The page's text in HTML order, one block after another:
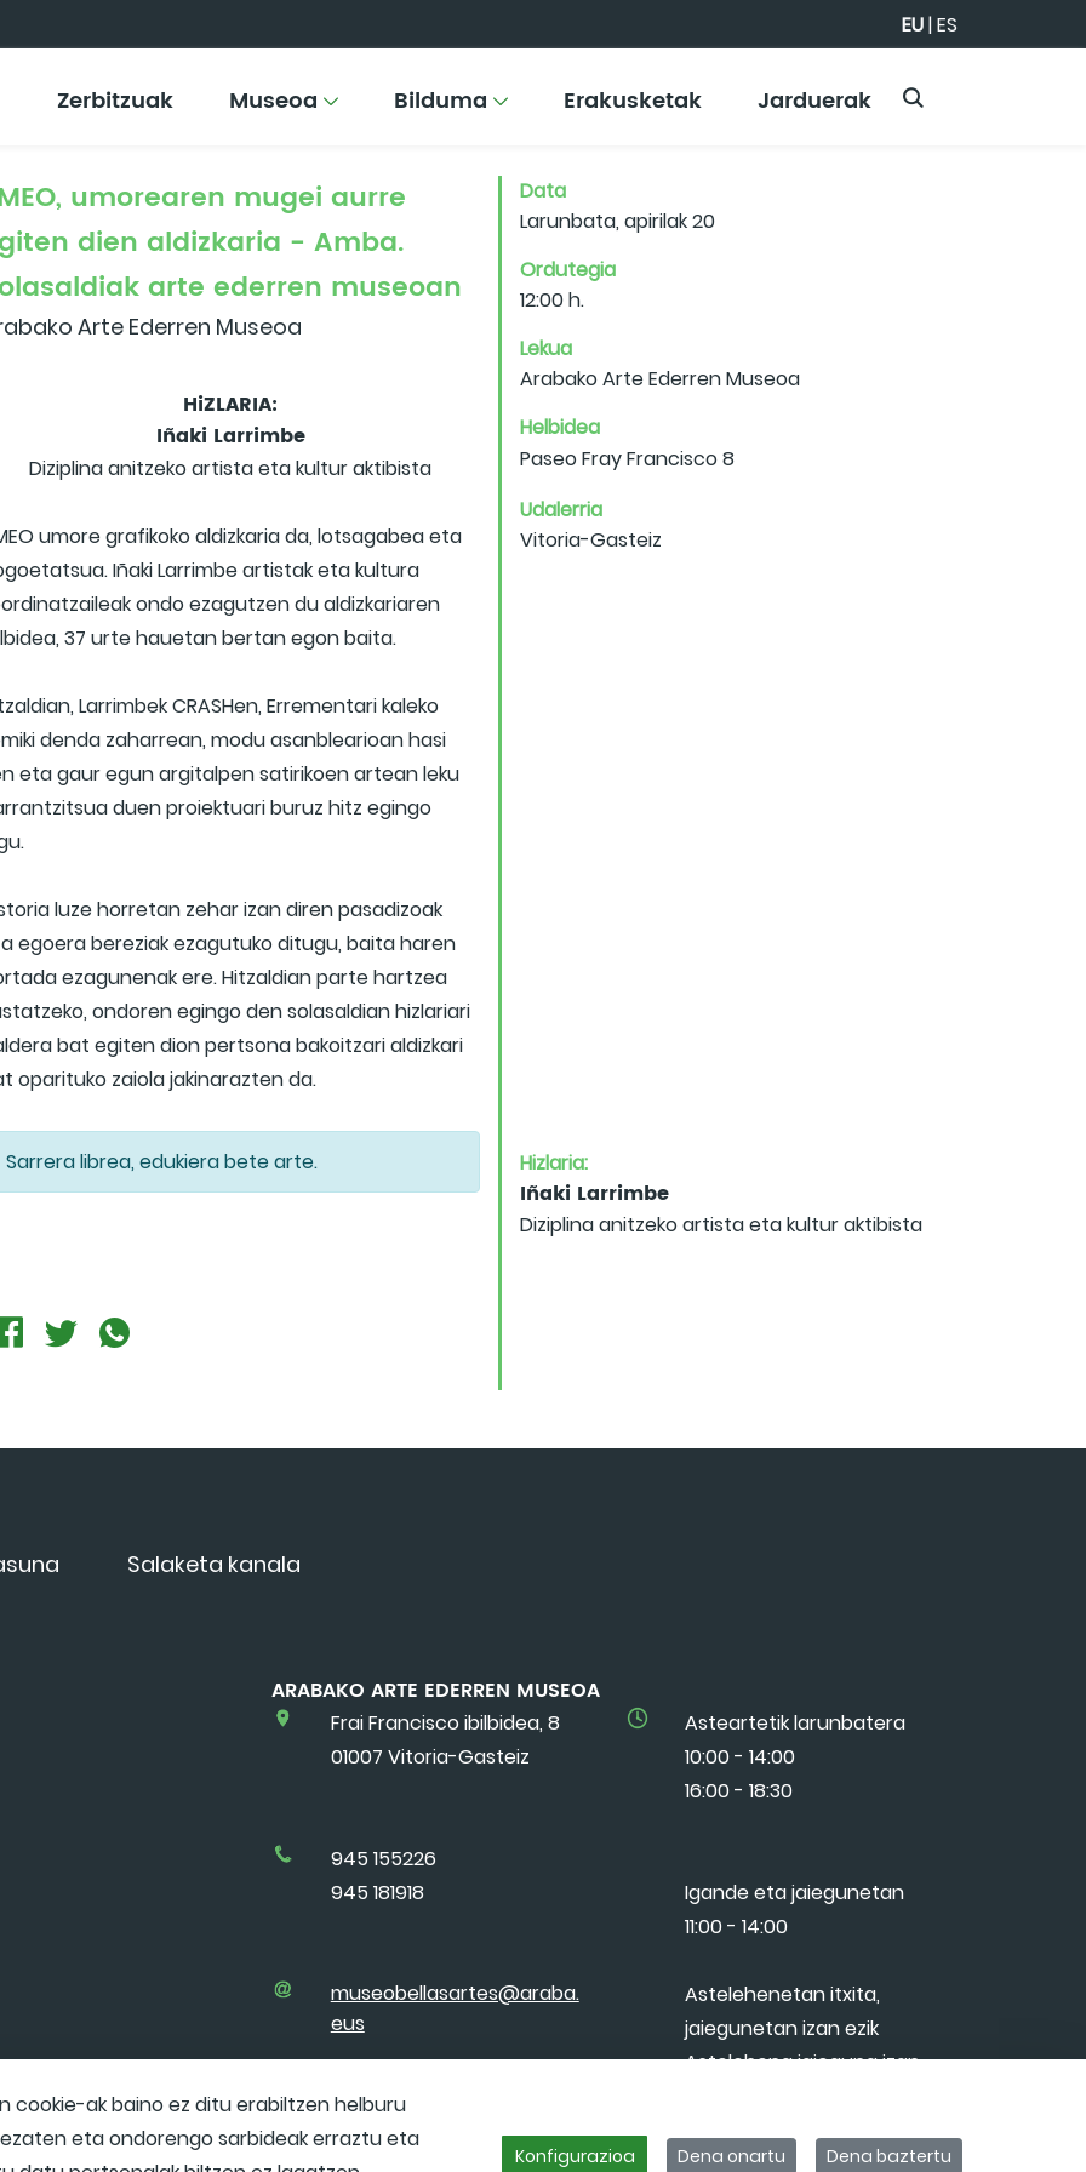
EU|ES
Zerbitzuak Museoa Bilduma Erakusketak Jarduerak
umorearen mugei aurre
dien aldizkaria - Amba.
arte ederren museoan
Arte Ederren Museoa
HiZLARIA:
Iñaki Larrimbe
Diziplina anitzeko artista eta kultur aktibista
umore grafikoko aldizkaria da, lotsagabea eta
Iñaki Larrimbe artistak eta kultura
ondo ezagutzen du aldizkariaren
37 urte hauetan bertan egon baita.
Larrimbek CRASHen, Errementari kaleko
denda zaharrean, modu asanblearioan hasi
eta gaur egun argitalpen satirikoen artean leku
duen proiektuari buruz hitz egingo
luze horretan zehar izan diren pasadizoak
egoera bereziak ezagutuko ditugu, baita haren
ezagunenak ere. Hitzaldian parte hartzea
ondoren egingo den solasaldian hizlariari
bat egiten dion pertsona bakoitzari aldizkari
oparituko zaiola jakinarazten da.
Sarrera librea, edukiera bete arte.
Data
Larunbata, apirilak 20
Ordutegia
12:00 h.
Lekua
Arabako Arte Ederren Museoa
Helbidea
Paseo Fray Francisco 8
Udalerria
Vitoria-Gasteiz
Hizlaria:
Iñaki Larrimbe
Diziplina anitzeko artista eta kultur aktibista
Salaketa kanala
ARABAKO ARTE EDERREN MUSEOA
Frai Francisco ibilbidea, 8
01007 Vitoria-Gasteiz
Asteartetik larunbatera
10:00 - 14:00
16:00 - 18:30
945 155226
945 181918
Igande eta jaiegunetan
11:00 - 14:00
museobellasartes@araba.
eus
Astelehenetan itxita,
jaiegunetan izan ezik
Astelehena jaieguna izan
ak baino ez ditu erabiltzen helburu
eta ondorengo sarbideak erraztu eta
Konfigurazioa Dena onartu Dena baztertu